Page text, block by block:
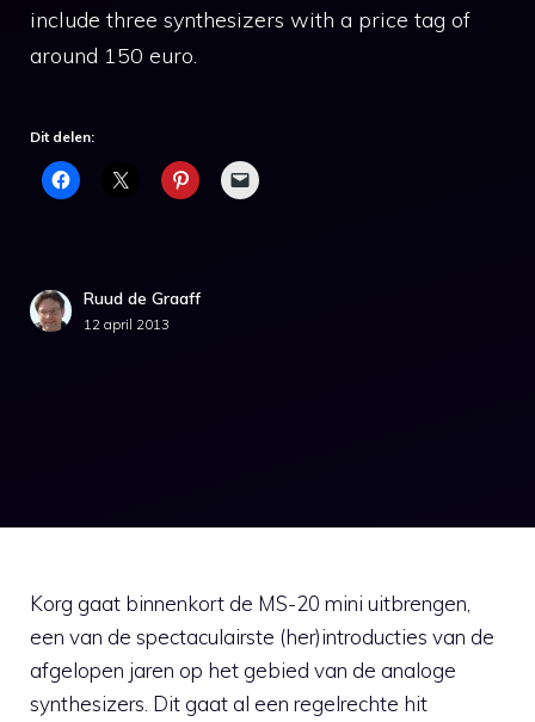
include three synthesizers with a price tag of
around 150 euro.
Dit delen:
Ruud de Graaff
12 april 2013
Korg gaat binnenkort de MS-20 mini uitbrengen,
een van de spectaculairste (her)introducties van de
afgelopen jaren op het gebied van de analoge
synthesizers. Dit gaat al een regelrechte hit